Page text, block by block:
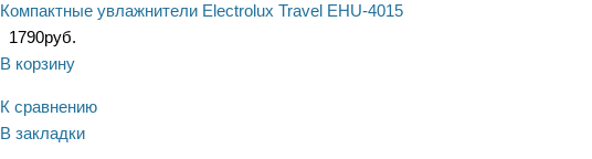
Компактные увлажнители Electrolux Travel EHU-4015
1790руб.
В корзину
К сравнению
В закладки